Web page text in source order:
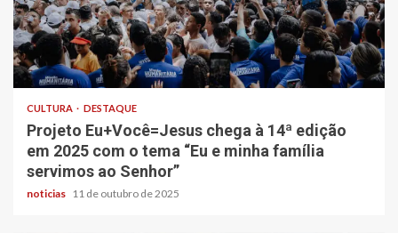
CULTURA DESTAQUE
Projeto Eu+Você=Jesus chega à 14ª edição
em 2025 com o tema “Eu e minha família
servimos ao Senhor”
noticias 11 de outubro de 2025